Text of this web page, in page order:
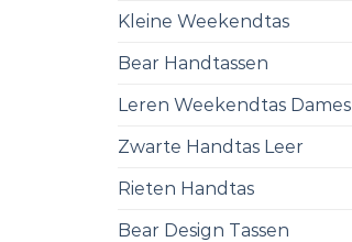
Kleine Weekendtas
Bear Handtassen
Leren Weekendtas Dames
Zwarte Handtas Leer
Rieten Handtas
Bear Design Tassen